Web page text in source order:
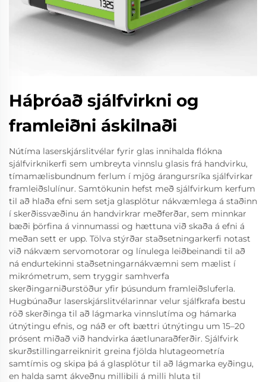
Háþróað sjálfvirkni og
framleiðni áskilnaði
Nútíma laserskjárslitvélar fyrir glas innihalda flókna
sjálfvirknikerfi sem umbreyta vinnslu glasis frá handvirku,
tímamælisbundnum ferlum í mjög árangursríka sjálfvirkar
framleiðslulínur. Samtökunin hefst með sjálfvirkum kerfum
til að hlaða efni sem setja glasplötur nákvæmlega á staðinn
í skerðissvæðinu án handvirkrar meðferðar, sem minnkar
bæði þörfina á vinnumassi og hættuna við skaða á efni á
meðan sett er upp. Tölva stýrðar staðsetningarkerfi notast
við nákvæm servomotorar og línulega leiðbeinandi til að
ná endurtekinni staðsetningarnákvæmni sem mælist í
mikrómetrum, sem tryggir samhverfa
skerðingarniðurstöður yfir þúsundum framleiðsluferla.
Hugbúnaður laserskjárslitvélarinnar velur sjálfkrafa bestu
röð skerðinga til að lágmarka vinnslutíma og hámarka
útnýtingu efnis, og náð er oft bættri útnýtingu um 15–20
prósent miðað við handvirka áætlunaraðferðir. Sjálfvirk
skurðstillingarreiknirit greina fjölda hlutageometría
samtímis og skipa þá á glasplötur til að lágmarka eyðingu,
en halda samt ákveðnu millibili á milli hluta til